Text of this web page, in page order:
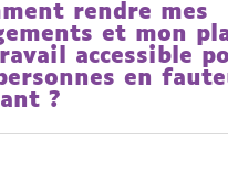
rendre mes
et mon
accessible
en
?